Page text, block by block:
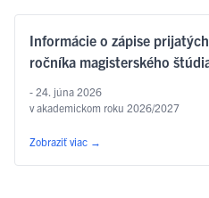
Informácie o zápise
ročníka magisterského
- 24. júna 2026
v akademickom roku 2026/2027
Zobraziť viac →